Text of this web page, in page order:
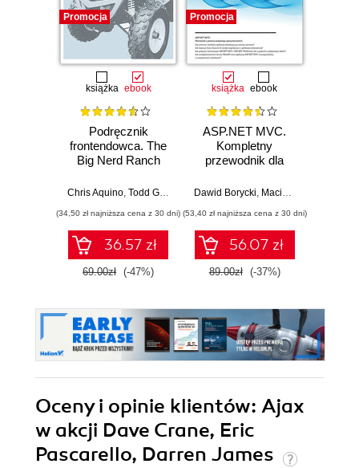
Promocja
książka ebook
Podręcznik
frontendowca. The
Big Nerd Ranch
Chris Aquino Todd Gandee
(34,50 zł najniższa cena z 30 dni)
36.57 zł
69.00zł (-47%)
Promocja
książka ebook
ASP.NET MVC.
Kompletny
przewodnik dla
interaktywnych
internetowych w
Visual Studio
Dawid Borycki Maciej Pakulski
(53,40 zł najniższa cena z 30 dni)
56.07 zł
89.00zł (-37%)
Oceny i opinie klientów: Ajax
w akcji Dave Crane, Eric
Pascarello, Darren James